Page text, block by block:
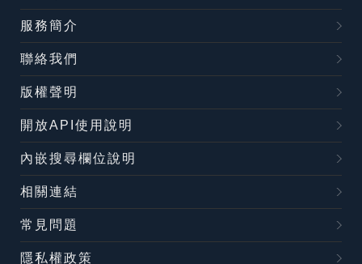
服務簡介
聯絡我們
版權聲明
開放API使用說明
內嵌搜尋欄位說明
相關連結
常見問題
隱私權政策